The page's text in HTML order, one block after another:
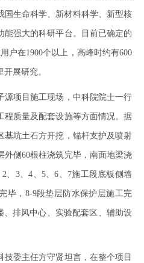
国生命科学、新材料科学、新型核
能强大的科研平台。目前已确定的
户在1900个以上，高峰时约有600
展研究。
项目施工现场，中科院院士一行
程质量及配套设施等方面情况。据
基坑土石方开挖，锚杆支护及喷射
外侧60根柱浇筑完毕，南面地梁浇
、3、4、5、6、7施工段底板侧墙
毕，8-9段垫层防水保护层施工完
、排风中心、实验配套区、辅助设
委主任方守贤坦言，在整个项目